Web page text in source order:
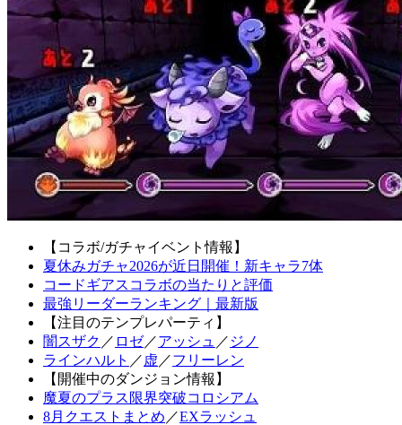
【コラボ/ガチャイベント情報】
夏休みガチャ2026が近日開催！新キャラ7体
コードギアスコラボの当たりと評価
最強リーダーランキング｜最新版
【注目のテンプレパーティ】
闇スザク ／ ロゼ／アッシュ ／ ジノ
ラインハルト ／ 虚 ／フリーレン
【開催中のダンジョン情報】
魔夏のプラス限界突破コロシアム
8月クエストまとめ ／EXラッシュ